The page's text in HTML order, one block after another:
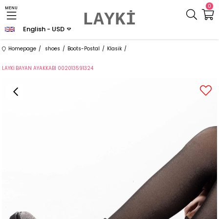
0
MENU
LAYKİ
English - USD
Homepage shoes Boots-Postal Klasik
LAYKİ BAYAN AYAKKABI 002013591324